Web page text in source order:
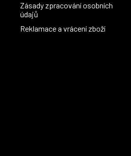
Zásady zpracování osobních
údajů
Reklamace a vrácení zboží